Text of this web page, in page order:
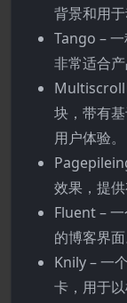
背景和用于
Tango –
非常适合产
Multiscroll
块，带有
用户体验。
效果，提
Fluent –
的博客界面
Knily – 一
卡，用于以